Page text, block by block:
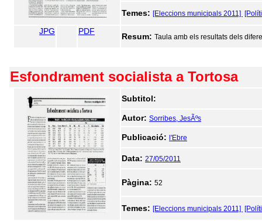
Temes: [Eleccions municipals 2011]
JPG PDF
Resum: Taula amb els resultats dels
Esfondrament socialista a Tortosa
Subtitol:
Autor: Sorribes, JesÃºs
Publicació: l'Ebre
Data: 27/05/2011
Pàgina: 52
Temes: [Eleccions municipals 2011]